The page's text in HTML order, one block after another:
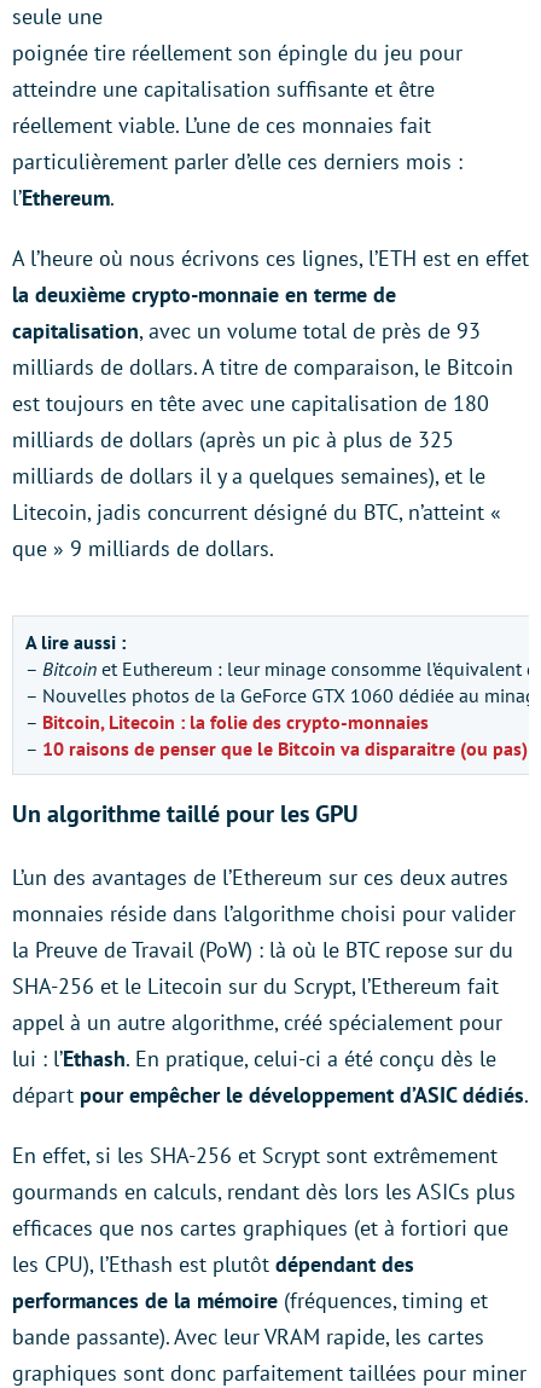
seule une
poignée tire réellement son épingle du jeu pour
atteindre une capitalisation suffisante et être
réellement viable. L’une de ces monnaies fait
particulièrement parler d’elle ces derniers mois :
l’Ethereum.
A l’heure où nous écrivons ces lignes, l’ETH est en effet
la deuxième crypto-monnaie en terme de
capitalisation, avec un volume total de près de 93
milliards de dollars. A titre de comparaison, le Bitcoin
est toujours en tête avec une capitalisation de 180
milliards de dollars (après un pic à plus de 325
milliards de dollars il y a quelques semaines), et le
Litecoin, jadis concurrent désigné du BTC, n’atteint «
que » 9 milliards de dollars.
A lire aussi :
– Bitcoin et Euthereum : leur minage consomme l’équivalent
– Nouvelles photos de la GeForce GTX 1060 dédiée au
– Bitcoin, Litecoin : la folie des crypto-monnaies
– 10 raisons de penser que le Bitcoin va disparaitre (ou pas)
Un algorithme taillé pour les GPU
L’un des avantages de l’Ethereum sur ces deux autres
monnaies réside dans l’algorithme choisi pour valider
la Preuve de Travail (PoW) : là où le BTC repose sur du
SHA-256 et le Litecoin sur du Scrypt, l’Ethereum fait
appel à un autre algorithme, créé spécialement pour
lui : l’Ethash. En pratique, celui-ci a été conçu dès le
départ pour empêcher le développement d’ASIC dédiés.
En effet, si les SHA-256 et Scrypt sont extrêmement
gourmands en calculs, rendant dès lors les ASICs plus
efficaces que nos cartes graphiques (et à fortiori que
les CPU), l’Ethash est plutôt dépendant des
performances de la mémoire (fréquences, timing et
bande passante). Avec leur VRAM rapide, les cartes
graphiques sont donc parfaitement taillées pour miner